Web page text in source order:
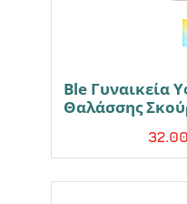
Ble Γυναικεία
Θαλάσσης